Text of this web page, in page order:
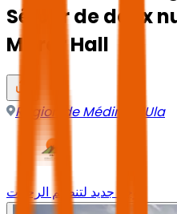
Séjour de deux
Mirror Hall
Région de Médine AlUla
وجه جديد لتنظيم الرحلات